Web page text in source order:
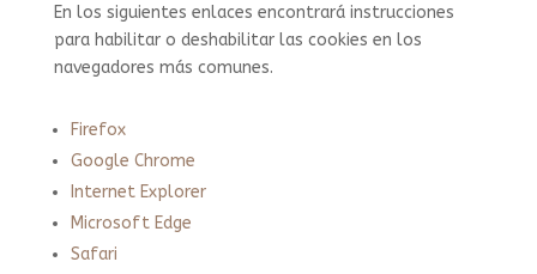
En los siguientes enlaces encontrará instrucciones
para habilitar o deshabilitar las cookies en los
navegadores más comunes.
Firefox
Google Chrome
Internet Explorer
Microsoft Edge
Safari